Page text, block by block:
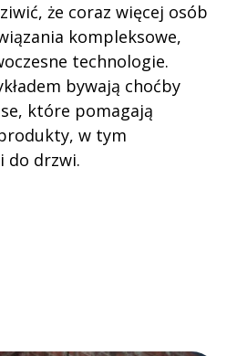
że coraz więcej osób
kompleksowe,
technologie.
bywają choćby
które pomagają
w tym
do drzwi.